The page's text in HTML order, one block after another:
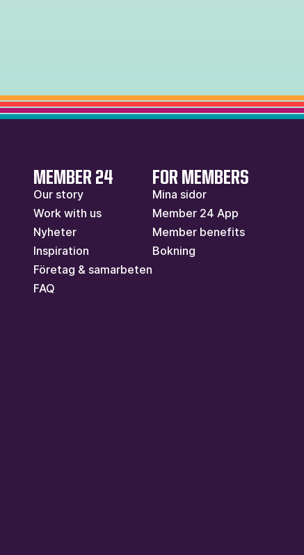
MEMBER 24
Our story
Work with us
Nyheter
Inspiration
Företag & samarbeten
FAQ
FOR MEMBERS
Mina sidor
Member 24 App
Member benefits
Bokning